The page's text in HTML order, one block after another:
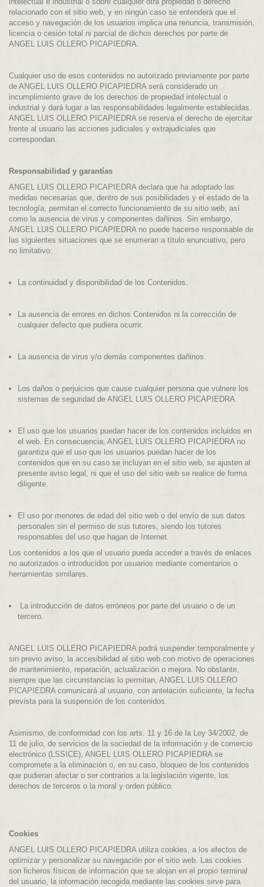
relacionado con el sitio web, y en ningún caso se entenderá que el
acceso y navegación de los usuarios implica una renuncia, transmisión,
licencia o cesión total ni parcial de dichos derechos por parte de
ANGEL LUIS OLLERO PICAPIEDRA.
Cualquier uso de esos contenidos no autorizado previamente por parte
de ANGEL LUIS OLLERO PICAPIEDRA será considerado un
incumplimiento grave de los derechos de propiedad intelectual o
industrial y dará lugar a las responsabilidades legalmente establecidas.
ANGEL LUIS OLLERO PICAPIEDRA se reserva el derecho de ejercitar
frente al usuario las acciones judiciales y extrajudiciales que
correspondan.
Responsabilidad y garantías
ANGEL LUIS OLLERO PICAPIEDRA declara que ha adoptado las
medidas necesarias que, dentro de sus posibilidades y el estado de la
tecnología, permitan el correcto funcionamiento de su sitio web, así
como la ausencia de virus y componentes dañinos. Sin embargo,
ANGEL LUIS OLLERO PICAPIEDRA no puede hacerse responsable de
las siguientes situaciones que se enumeran a título enunciativo, pero
no limitativo:
La continuidad y disponibilidad de los Contenidos.
La ausencia de errores en dichos Contenidos ni la corrección de
cualquier defecto que pudiera ocurrir.
La ausencia de virus y/o demás componentes dañinos.
Los daños o perjuicios que cause cualquier persona que vulnere los
sistemas de seguridad de ANGEL LUIS OLLERO PICAPIEDRA.
El uso que los usuarios puedan hacer de los contenidos incluidos en
el web. En consecuencia, ANGEL LUIS OLLERO PICAPIEDRA no
garantiza que el uso que los usuarios puedan hacer de los
contenidos que en su caso se incluyan en el sitio web, se ajusten al
presente aviso legal, ni que el uso del sitio web se realice de forma
diligente.
El uso por menores de edad del sitio web o del envío de sus datos
personales sin el permiso de sus tutores, siendo los tutores
responsables del uso que hagan de Internet.
Los contenidos a los que el usuario pueda acceder a través de enlaces
no autorizados o introducidos por usuarios mediante comentarios o
herramientas similares.
La introducción de datos erróneos por parte del usuario o de un
tercero.
ANGEL LUIS OLLERO PICAPIEDRA podrá suspender temporalmente y
sin previo aviso, la accesibilidad al sitio web con motivo de operaciones
de mantenimiento, reparación, actualización o mejora. No obstante,
siempre que las circunstancias lo permitan, ANGEL LUIS OLLERO
PICAPIEDRA comunicará al usuario, con antelación suficiente, la fecha
prevista para la suspensión de los contenidos.
Asimismo, de conformidad con los arts. 11 y 16 de la Ley 34/2002, de
11 de julio, de servicios de la sociedad de la información y de comercio
electrónico (LSSICE), ANGEL LUIS OLLERO PICAPIEDRA se
compromete a la eliminación o, en su caso, bloqueo de los contenidos
que pudieran afectar o ser contrarios a la legislación vigente, los
derechos de terceros o la moral y orden público.
Cookies
ANGEL LUIS OLLERO PICAPIEDRA utiliza cookies, a los efectos de
optimizar y personalizar su navegación por el sitio web. Las cookies
son ficheros físicos de información que se alojan en el propio terminal
del usuario, la información recogida mediante las cookies sirve para